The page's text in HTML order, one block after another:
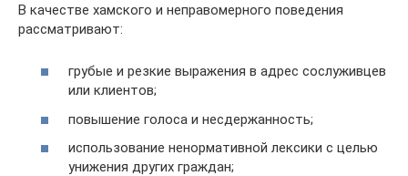
В качестве хамского и неправомерного поведения
рассматривают:
грубые и резкие выражения в адрес сослуживцев
или клиентов;
повышение голоса и несдержанность;
использование ненормативной лексики с целью
унижения других граждан;